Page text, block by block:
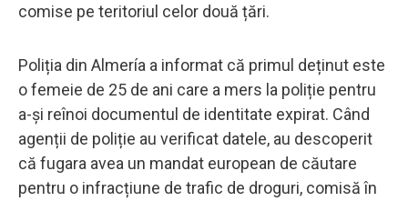
comise pe teritoriul celor două țări.
Poliția din Almería a informat că primul deținut este
o femeie de 25 de ani care a mers la poliție pentru
a-și reînoi documentul de identitate expirat. Când
agenții de poliție au verificat datele, au descoperit
că fugara avea un mandat european de căutare
pentru o infracțiune de trafic de droguri, comisă în